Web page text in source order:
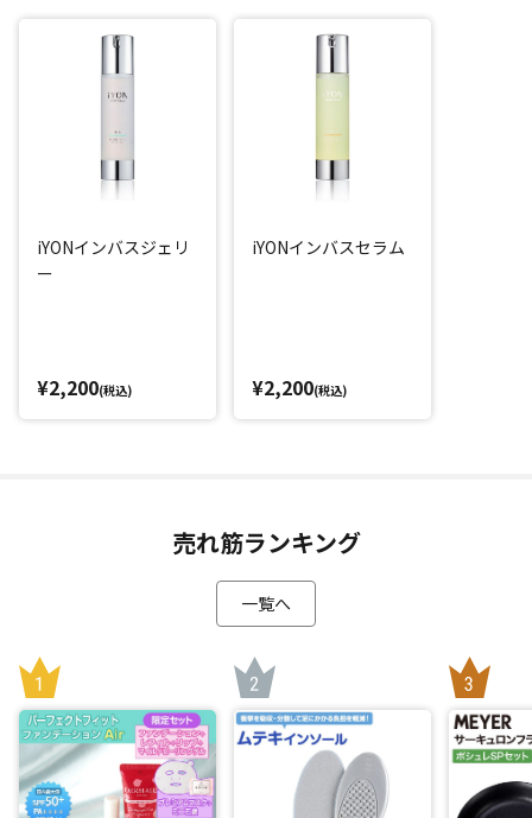
iYONインバスジェリ
ー
¥2,200(税込)
iYONインバスセラム
¥2,200(税込)
売れ筋ランキング
一覧へ